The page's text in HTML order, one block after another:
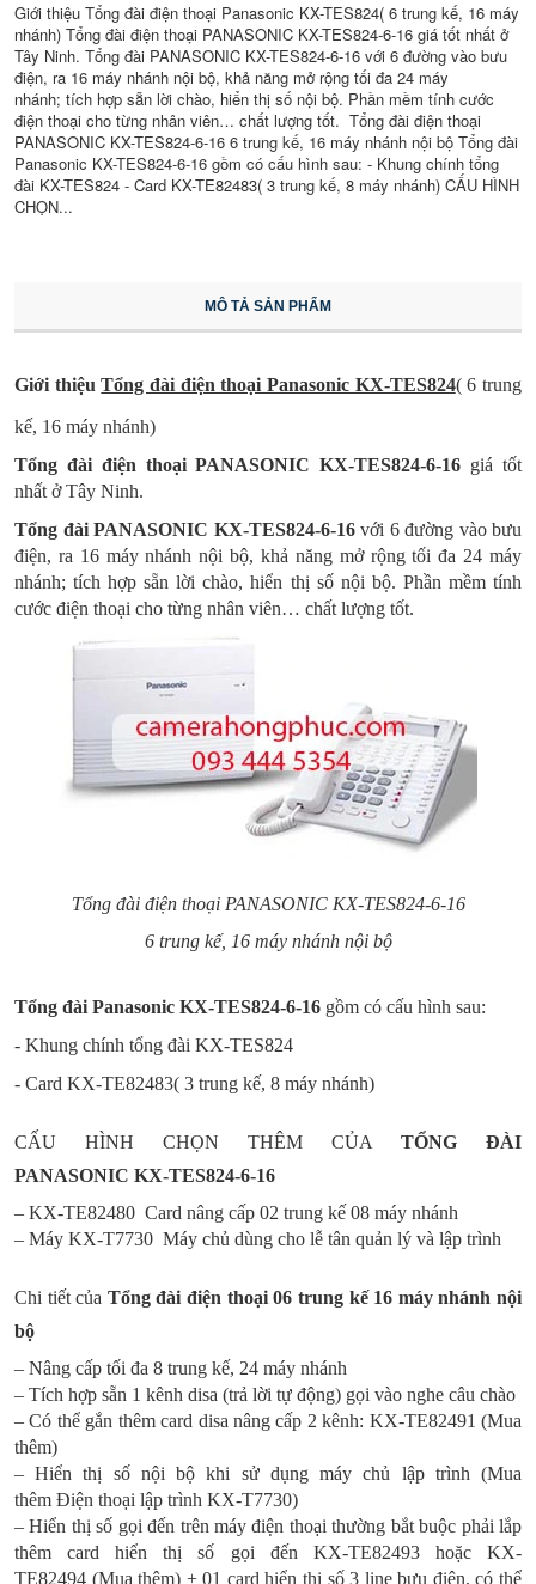
Giới thiệu Tổng đài điện thoại Panasonic KX-TES824( 6 trung kế, 16 máy
nhánh) Tổng đài điện thoại PANASONIC KX-TES824-6-16 giá tốt nhất ở
Tây Ninh. Tổng đài PANASONIC KX-TES824-6-16 với 6 đường vào bưu
điện, ra 16 máy nhánh nội bộ, khả năng mở rộng tối đa 24 máy
nhánh; tích hợp sẵn lời chào, hiển thị số nội bộ. Phần mềm tính cước
điện thoại cho từng nhân viên… chất lượng tốt. Tổng đài điện thoại
PANASONIC KX-TES824-6-16 6 trung kế, 16 máy nhánh nội bộ Tổng đài
Panasonic KX-TES824-6-16 gồm có cấu hình sau: - Khung chính tổng
đài KX-TES824 - Card KX-TE82483( 3 trung kế, 8 máy nhánh) CẤU HÌNH
CHỌN...
MÔ TẢ SẢN PHẨM
Giới thiệuTổng đài điện thoại Panasonic KX-TES824( 6 trung
kế, 16 máy nhánh)
Tổng đài điện thoại PANASONIC KX-TES824-6-16 giá tốt
nhất ở Tây Ninh.
Tổng đài PANASONIC KX-TES824-6-16 với 6 đường vào bưu
điện, ra 16 máy nhánh nội bộ, khả năng mở rộng tối đa 24 máy
nhánh; tích hợp sẵn lời chào, hiển thị số nội bộ. Phần mềm tính
cước điện thoại cho từng nhân viên… chất lượng tốt.
Tổng đài điện thoại PANASONIC KX-TES824-6-16
6 trung kế, 16 máy nhánh nội bộ
Tổng đài Panasonic KX-TES824-6-16 gồm có cấu hình sau:
- Khung chính tổng đài KX-TES824
- Card KX-TE82483( 3 trung kế, 8 máy nhánh)
CẤU HÌNH CHỌN THÊM CỦA TỔNG ĐÀI
PANASONIC KX-TES824-6-16
– KX-TE82480 Card nâng cấp 02 trung kế 08 máy nhánh
– Máy KX-T7730 Máy chủ dùng cho lễ tân quản lý và lập trình
Chi tiết của Tổng đài điện thoại 06 trung kế 16 máy nhánh nội
bộ
– Nâng cấp tối đa 8 trung kế, 24 máy nhánh
– Tích hợp sẵn 1 kênh disa (trả lời tự động) gọi vào nghe câu chào
– Có thể gắn thêm card disa nâng cấp 2 kênh: KX-TE82491 (Mua
thêm)
– Hiển thị số nội bộ khi sử dụng máy chủ lập trình (Mua
thêm Điện thoại lập trình KX-T7730)
– Hiển thị số gọi đến trên máy điện thoại thường bắt buộc phải lắp
thêm card hiển thị số gọi đến KX-TE82493 hoặc KX-
TE82494 (Mua thêm) + 01 card hiển thị số 3 line bưu điện, có thể